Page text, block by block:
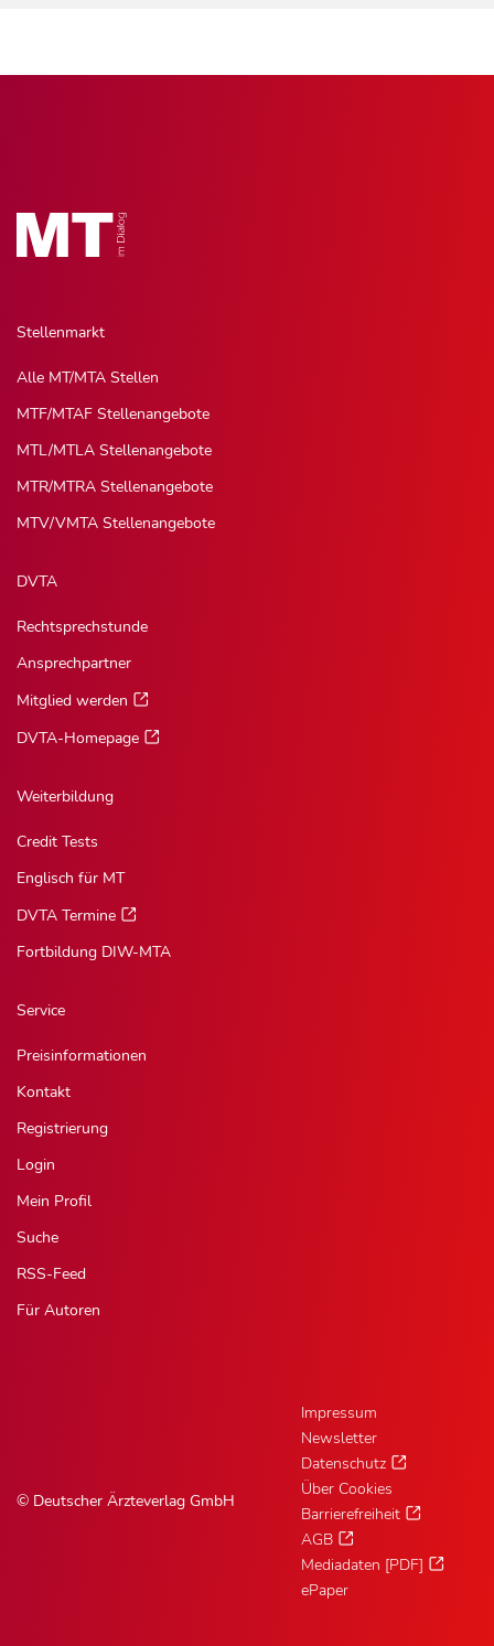
Stellenmarkt
Alle MT/MTA Stellen
MTF/MTAF Stellenangebote
MTL/MTLA Stellenangebote
MTR/MTRA Stellenangebote
MTV/VMTA Stellenangebote
DVTA
Rechtsprechstunde
Ansprechpartner
Mitglied werden
DVTA-Homepage
Weiterbildung
Credit Tests
Englisch für MT
DVTA Termine
Fortbildung DIW-MTA
Service
Preisinformationen
Kontakt
Registrierung
Login
Mein Profil
Suche
RSS-Feed
Für Autoren
© Deutscher Ärzteverlag GmbH
Impressum
Newsletter
Datenschutz
Über Cookies
Barrierefreiheit
AGB
Mediadaten [PDF]
ePaper